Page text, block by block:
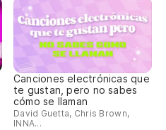
Canciones electrónicas que
te gustan, pero no sabes
cómo se llaman
David Guetta, Chris Brown,
INNA...